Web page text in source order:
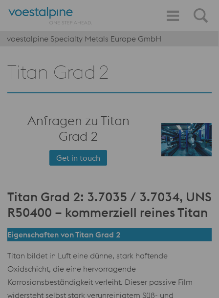
voestalpine Specialty Metals Europe GmbH
Titan Grad 2
Anfragen zu Titan
Grad 2
Get in touch
Titan Grad 2: 3.7035 / 3.7034, UNS
R50400 – kommerziell reines Titan
Eigenschaften von Titan Grad 2
Titan bildet in Luft eine dünne, stark haftende
Oxidschicht, die eine hervorragende
Korrosionsbeständigkeit verleiht. Dieser passive Film
widersteht selbst stark verunreinigtem Süß- und